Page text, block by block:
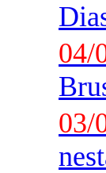
04/
03/